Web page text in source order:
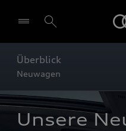
Überblick
Neuwagen
Unsere